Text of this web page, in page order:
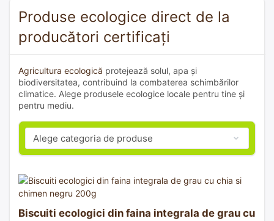
Produse ecologice direct de la
producători certificați
Agricultura ecologică protejează solul, apa și
biodiversitatea, contribuind la combaterea schimbărilor
climatice. Alege produsele ecologice locale pentru tine și
pentru mediu.
Biscuiti ecologici din faina integrala de grau cu